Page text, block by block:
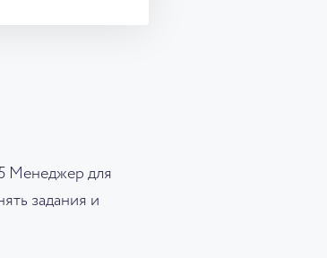
Менеджер для
задания и